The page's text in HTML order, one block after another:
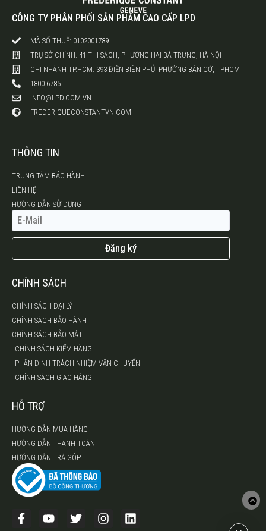
CÔNG TY PHÂN PHỐI SẢN PHẨM CAO CẤP LPD
MÃ SỐ THUẾ: 0102001789
TRỤ SỞ CHÍNH: 41 THI SÁCH, PHƯỜNG HAI BÀ TRƯNG, HÀ NỘI
CHI NHÁNH TP.HCM: 393 ĐIỆN BIÊN PHỦ, PHƯỜNG BÀN CỜ, TPHCM
1800 6785
INFO@LPD.COM.VN
FREDERIQUECONSTANTVN.COM
THÔNG TIN
TRUNG TÂM BẢO HÀNH
LIÊN HỆ
HƯỚNG DẪN SỬ DỤNG
Đăng ký
CHÍNH SÁCH
CHÍNH SÁCH ĐẠI LÝ
CHÍNH SÁCH BẢO HÀNH
CHÍNH SÁCH BẢO MẬT
CHÍNH SÁCH KIỂM HÀNG
PHÂN ĐỊNH TRÁCH NHIỆM VẬN CHUYỂN
CHÍNH SÁCH GIAO HÀNG
HỖ TRỢ
HƯỚNG DẪN MUA HÀNG
HƯỚNG DẪN THANH TOÁN
HƯỚNG DẪN TRẢ GÓP